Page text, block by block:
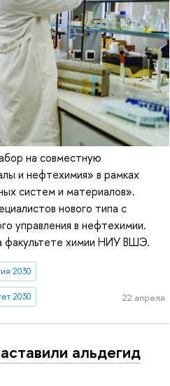
на совместную
и нефтехимия» в рамках
систем и материалов».
нового типа с
управления в нефтехимии.
факультете химии НИУ ВШЭ.
2030
2030 22 апреля
альдегид